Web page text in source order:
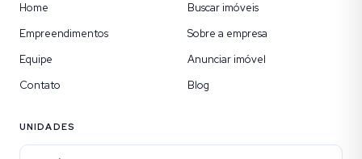
Home
Buscar imóveis
Empreendimentos
Sobre a empresa
Equipe
Anunciar imóvel
Contato
Blog
UNIDADES